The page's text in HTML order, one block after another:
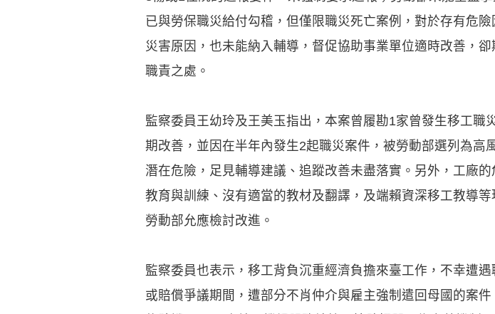
已與勞保職災給付勾稽，但僅限職災死亡案例，對於存有危
災害原因，也未能納入輔導，督促協助事業單位適時改善，
職責之處。
監察委員王幼玲及王美玉指出，本案曾履勘1家曾發生移工
期改善，並因在半年內發生2起職災案件，被勞動部選列為
潛在危險，足見輔導建議、追蹤改善未盡落實。另外，工廠
教育與訓練、沒有適當的教材及翻譯，及端賴資深移工教導
勞動部允應檢討改進。
監察委員也表示，移工背負沉重經濟負擔來臺工作，不幸遭
或賠償爭議期間，遭部分不肖仲介與雇主強制遣回母國的案